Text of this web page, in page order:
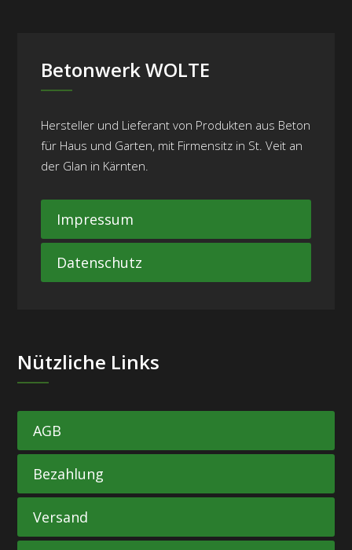
Betonwerk WOLTE
Hersteller und Lieferant von Produkten aus Beton
für Haus und Garten, mit Firmensitz in St. Veit an
der Glan in Kärnten.
Impressum
Datenschutz
Nützliche Links
AGB
Bezahlung
Versand